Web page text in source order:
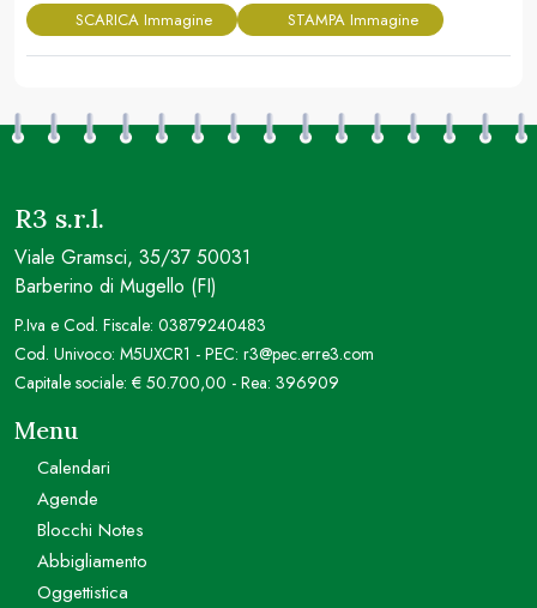
SCARICA Immagine STAMPA Immagine
R3 s.r.l.
Viale Gramsci, 35/37 50031
Barberino di Mugello (FI)
P.Iva e Cod. Fiscale: 03879240483
Cod. Univoco: M5UXCR1 - PEC: r3@pec.erre3.com
Capitale sociale: € 50.700,00 - Rea: 396909
Menu
Calendari
Agende
Blocchi Notes
Abbigliamento
Oggettistica